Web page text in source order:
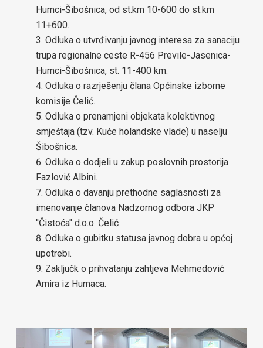
Humci-Šibošnica, od st.km 10-600 do st.km
11+600.
Odluka o utvrđivanju javnog interesa za sanaciju
trupa regionalne ceste R-456 Previle-Jasenica-
Humci-Šibošnica, st. 11-400 km.
Odluka o razrješenju člana Općinske izborne
komisije Čelić.
Odluka o prenamjeni objekata kolektivnog
smještaja (tzv. Kuće holandske vlade) u naselju
Šibošnica.
Odluka o dodjeli u zakup poslovnih prostorija
Fazlović Albini.
Odluka o davanju prethodne saglasnosti za
imenovanje članova Nadzornog odbora JKP
''Čistoća'' d.o.o. Čelić
Odluka o gubitku statusa javnog dobra u općoj
upotrebi.
Zaključk o prihvatanju zahtjeva Mehmedović
Amira iz Humaca.
Strategija za smanjenje energetskog siromaštva stanovništva
za općinu Čelić-2024-2029
Lokalni ekološki akcioni plan (LEAP) općine Čelić
Javne nabavke
Javni pozivi za nabavke
Plan javnih nabavki općine Čelić
Obavještenje o postupcima javnih nabavki
Obrazac praćenja realizacije ugovora/okvirnog sporazuma
Izjava o nepostojanju sukoba interesa
Budžet
Infrastrukturni projekti